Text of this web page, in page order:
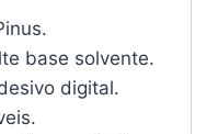
base solvente.
digital.